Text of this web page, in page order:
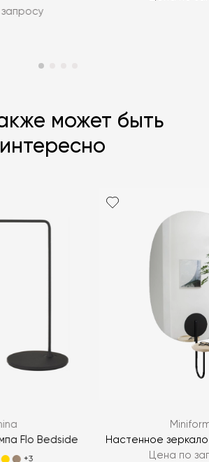
может быть
интересно
Flo Bedside
+3
Настенное
Цена по